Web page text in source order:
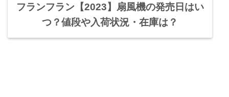
フランフラン【2023】扇風機の発売日はい
つ？値段や入荷状況・在庫は？